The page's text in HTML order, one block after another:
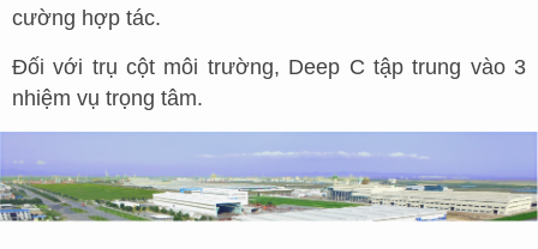
cường hợp tác.
Đối với trụ cột môi trường, Deep C tập trung vào 3
nhiệm vụ trọng tâm.